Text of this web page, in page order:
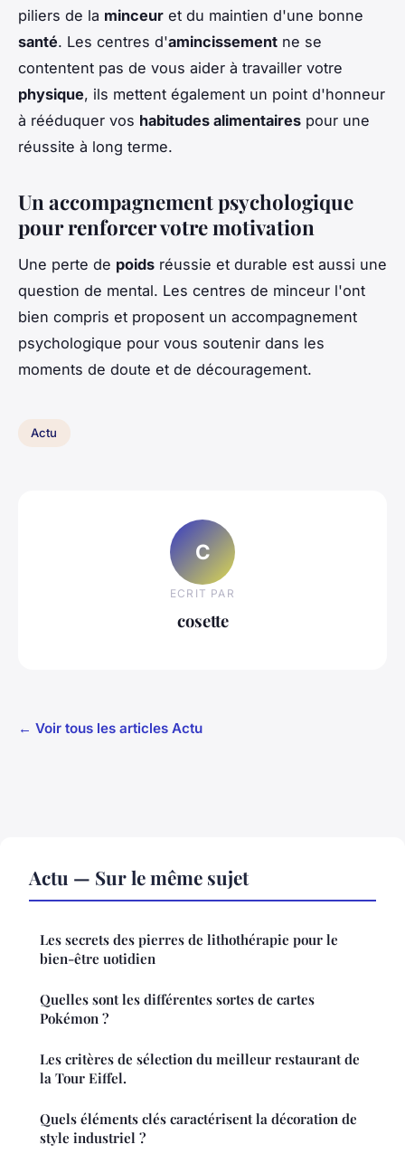
piliers de la minceur et du maintien d'une bonne
santé. Les centres d'amincissement ne se
contentent pas de vous aider à travailler votre
physique, ils mettent également un point d'honneur
à rééduquer vos habitudes alimentaires pour une
réussite à long terme.
Un accompagnement psychologique
pour renforcer votre motivation
Une perte de poids réussie et durable est aussi une
question de mental. Les centres de minceur l'ont
bien compris et proposent un accompagnement
psychologique pour vous soutenir dans les
moments de doute et de découragement.
Actu
C
ECRIT PAR
cosette
← Voir tous les articles Actu
Actu — Sur le même sujet
Les secrets des pierres de lithothérapie pour le
bien-être uotidien
Quelles sont les différentes sortes de cartes
Pokémon ?
Les critères de sélection du meilleur restaurant de
la Tour Eiffel.
Quels éléments clés caractérisent la décoration de
style industriel ?